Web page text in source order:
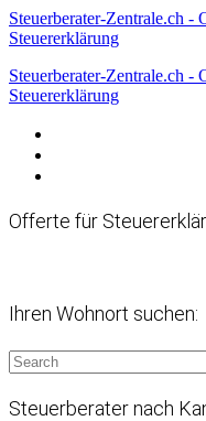
Steuerberater-Zentrale.ch
Steuererklärung
Steuerberater-Zentrale.ch
Steuererklärung
Offerte für
Ihren Wohnort suchen:
Steuerberater nach